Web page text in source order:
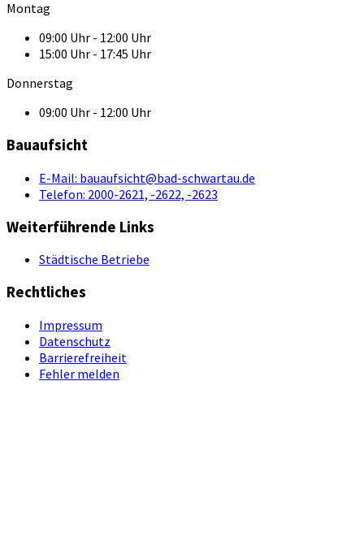
Montag
09:00 Uhr - 12:00 Uhr
15:00 Uhr - 17:45 Uhr
Donnerstag
09:00 Uhr - 12:00 Uhr
Bauaufsicht
E-Mail: bauaufsicht@bad-schwartau.de
Telefon: 2000-2621, -2622, -2623
Weiterführende Links
Städtische Betriebe
Rechtliches
Impressum
Datenschutz
Barrierefreiheit
Fehler melden